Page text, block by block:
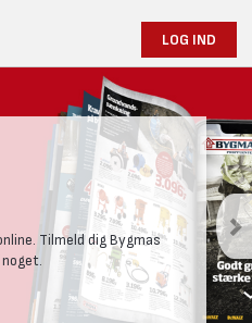
LOG IND
Tilmeld dig Bygmas